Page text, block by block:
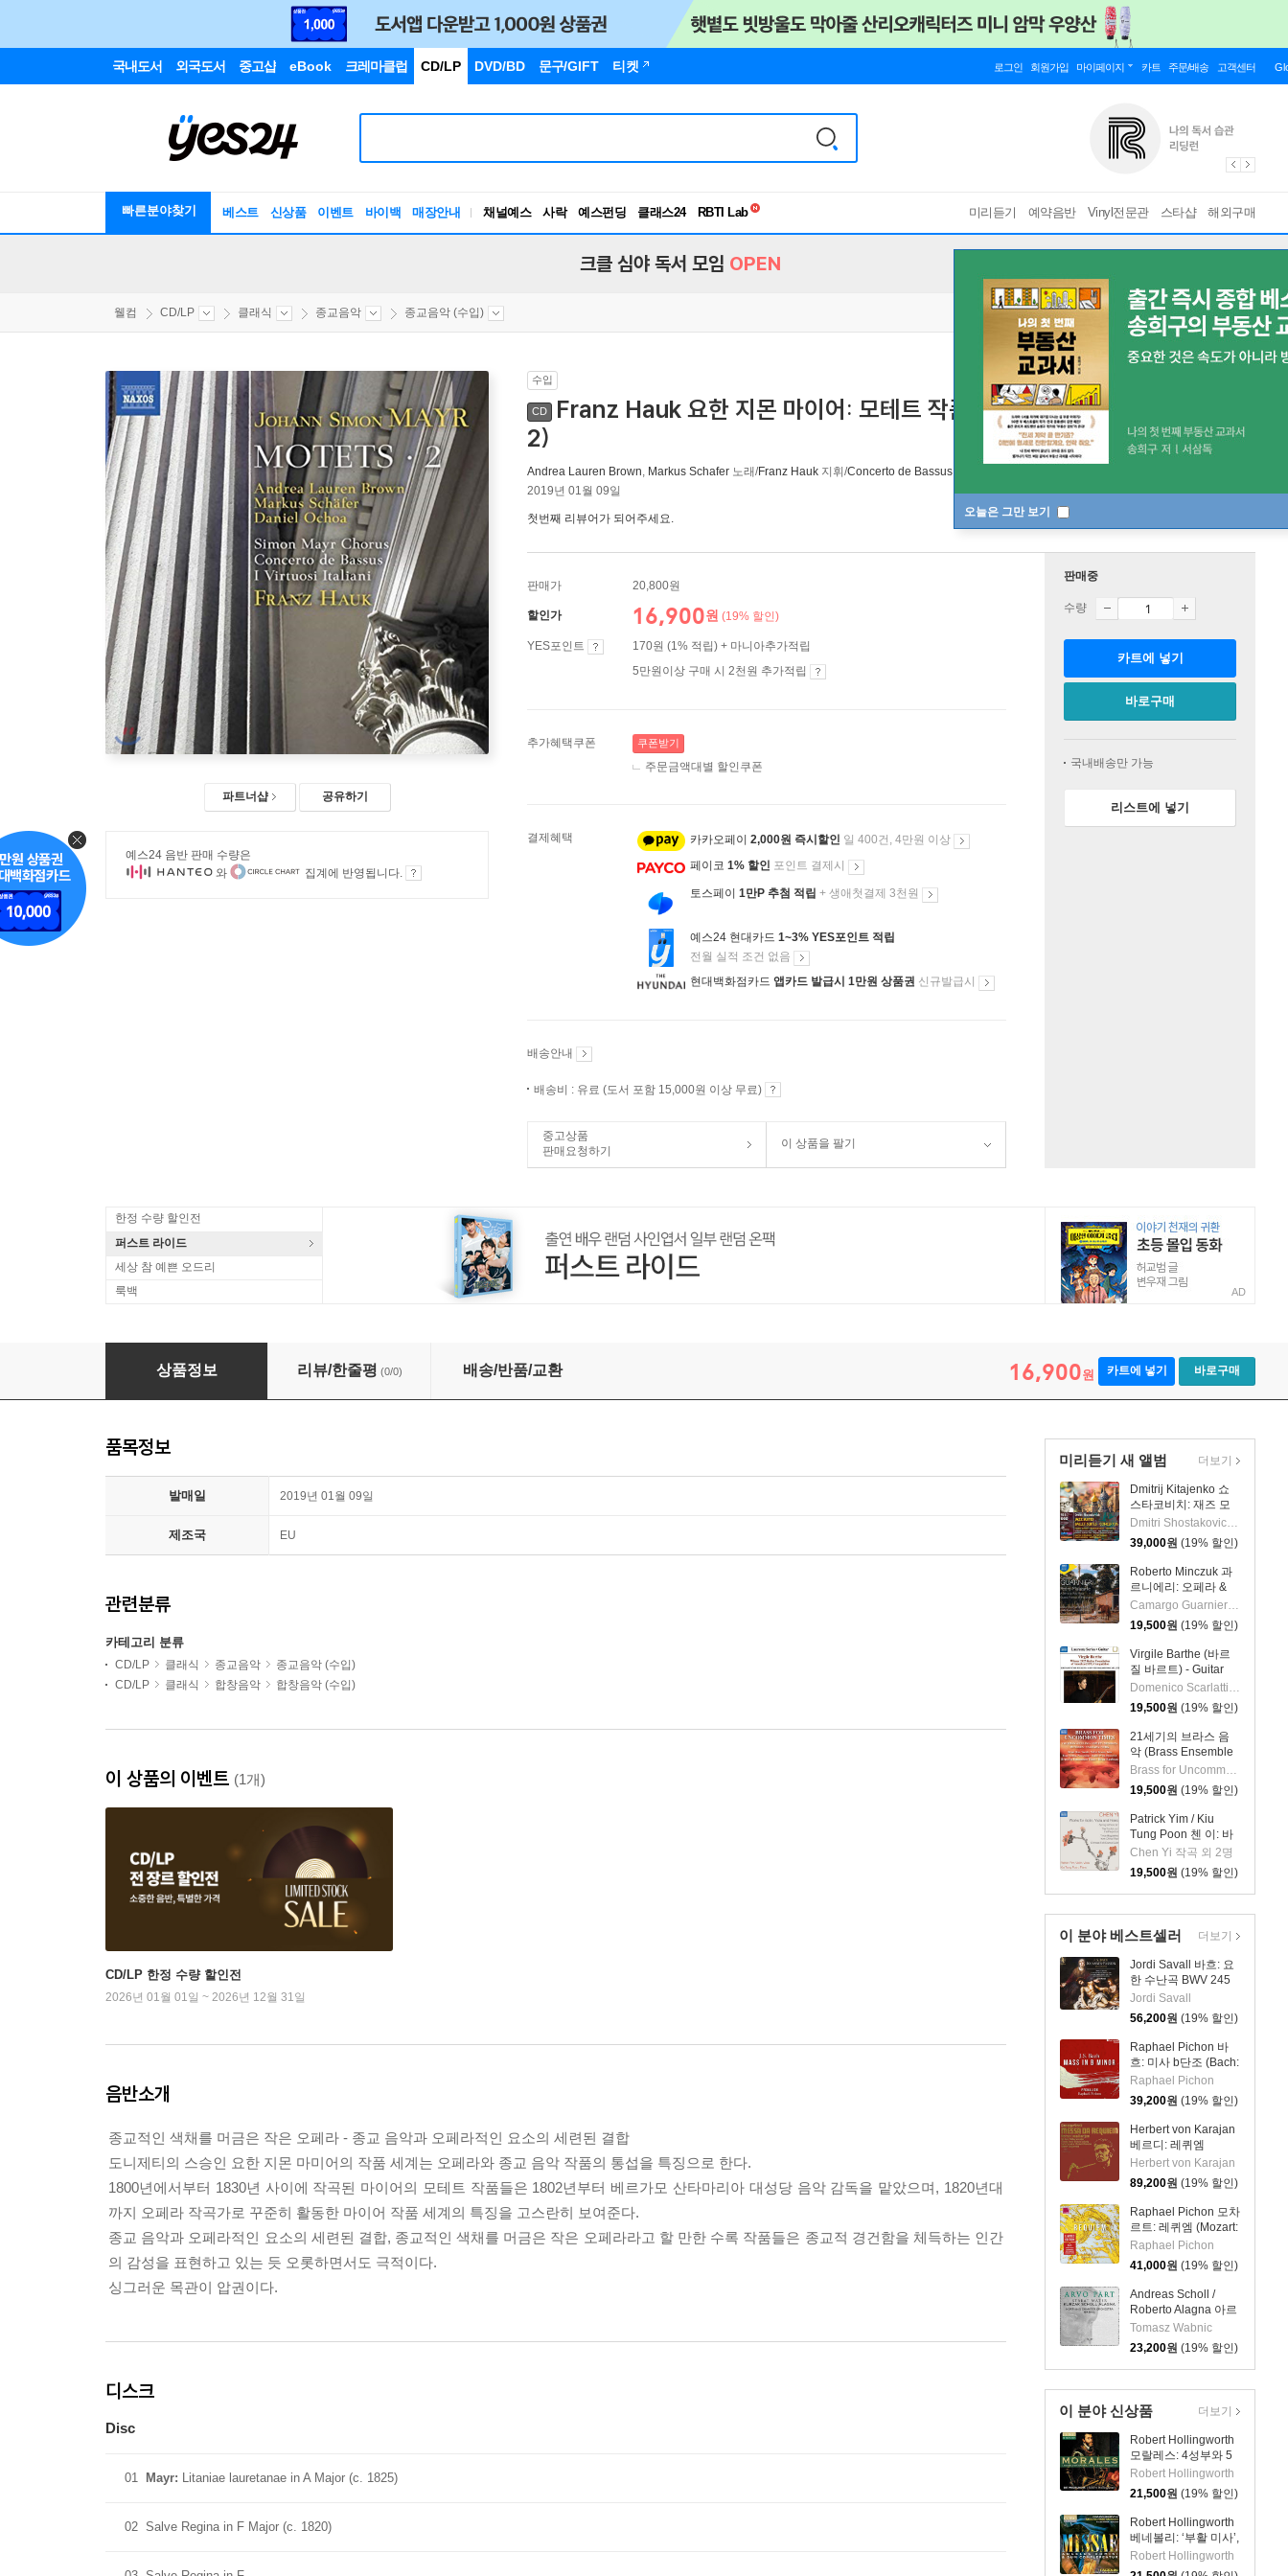
국내도서 외국도서 중고샵 eBook 크레마클럽 CD/LP DVD/BD 문구/GIFT 티켓 로그인 회원가입 마이페이지 카트 주문/배송 고객센터
빠른분야찾기 베스트 신상품 이벤트 바이백 매장안내 채널예스 사락 예스펀딩 클래스24
독서유형검사
미리듣기 예약음반 Vinyl전문관 스타샵 해외구매
오늘은 그만 보기
크클 심야 독서 모임 OPEN
웰컴 CD/LP 클래식 종교음악 종교음악 (수입)
파트너샵 공유하기
예스24 음반 판매 수량은
와
집계에 반영됩니다.
수입
CD
Franz Hauk 요한 지몬 마이어: 모테트 작품 2집 (Mayr: Motets, Vol.
2)
Andrea Lauren Brown, Markus Schafer 노래/Franz Hauk 지휘/Concerto de Bassus
2019년 01월 09일
첫번째 리뷰어가 되어주세요.
판매가 20,800원
할인가 16,900원 (19% 할인)
YES포인트
170원 (1% 적립) + 마니아추가적립
5만원이상 구매 시 2천원 추가적립
추가혜택쿠폰 쿠폰받기
주문금액대별 할인쿠폰
결제혜택 카카오페이 2,000원 즉시할인 일 400건, 4만원 이상
페이코 1% 할인 포인트 결제시
토스페이 1만P 추첨 적립 + 생애첫결제 3천원
예스24 현대카드 1~3% YES포인트 적립
전월 실적 조건 없음
현대백화점카드 앱카드 발급시 1만원 상품권 신규발급시
배송안내
배송비 : 유료 (도서 포함 15,000원 이상 무료)
중고상품
판매요청하기
이 상품을 팔기
판매중
수량
카트에 넣기
바로구매
국내배송만 가능
리스트에 넣기
한정 수량 할인전
퍼스트 라이드
세상 참 예쁜 오드리
룩백
AD
Franz Hauk 요한 지몬 마이어: 모테트 작품 2집 (Mayr: Motets, Vol. 2)
상품정보 리뷰/한줄평 (0/0) 배송/반품/교환 16,900원 카트에 넣기 바로구매
미리듣기 새 앨범
Dmitrij Kitajenko 쇼
스타코비치: 재즈 모
음곡, 발레 모음곡, 협
주곡들
(Shostakovich: Jazz
Suite; Ballet Suites;
Concertos)
Dmitri Shostakovich 작곡 외 6명
39,000원 (19% 할인)
Roberto Minczuk 과
르니에리: 오페라 &
관현악 작품집
(Guarnieri: Pedro
Malazarte)
Camargo Guarnieri 작곡 외 2명
19,500원 (19% 할인)
Virgile Barthe (바르
질 바르트) - Guitar
Recital (기타 리사이
틀)
Domenico Scarlatti 작곡 외 5명
19,500원 (19% 할인)
21세기의 브라스 음
악 (Brass Ensemble
Music - 21st Century)Brass for Uncommon Times 실내악
19,500원 (19% 할인)
Patrick Yim / Kiu
Tung Poon 첸 이: 바
이올린, 비올라, 피아
노 작품집 (Chen Yi:
Works For Violin,
Viola And Piano)
Chen Yi 작곡 외 2명
19,500원 (19% 할인)
더보기
이 분야 베스트셀러
Jordi Savall 바흐: 요
한 수난곡 BWV 245
(Bach: Johannes-
Passion BWV 245)
[Hybrid SACD]
Jordi Savall
56,200원 (19% 할인)
Raphael Pichon 바
흐: 미사 b단조 (Bach:
Mass in b minor,
BWV 232)
Raphael Pichon
39,200원 (19% 할인)
Herbert von Karajan
베르디: 레퀴엠
(Verdi: Messa da
Requiem) [2LP]
Herbert von Karajan
89,200원 (19% 할인)
Raphael Pichon 모차
르트: 레퀴엠 (Mozart:
Requiem in d minor,
K.626) [2LP]
Raphael Pichon
41,000원 (19% 할인)
Andreas Scholl /
Roberto Alagna 아르
보 패르트: 스타바트
마테르 (Part: Stabat
Mater)
Tomasz Wabnic
23,200원 (19% 할인)
더보기
이 분야 신상품
Robert Hollingworth
모랄레스: 4성부와 5
성부 미사 ‘무장한 사
람’, 마니피카트
(Morales: L'homme
arme Masses)
Robert Hollingworth
21,500원 (19% 할인)
Robert Hollingworth
베네볼리: ‘부활 미사’,
‘성령강림 미사’
(Benevoli: Missae
Robert Hollingworth
더보기
품목정보
발매일 2019년 01월 09일
제조국 EU
관련분류
카테고리 분류
CD/LP 클래식 종교음악
종교음악 (수입)
CD/LP
클래식 합창음악 합창음악 (수입)
이 상품의 이벤트 (1개)
CD/LP 한정 수량 할인전
2026년 01월 01일 ~ 2026년 12월 31일
음반소개
종교적인 색채를 머금은 작은 오페라 - 종교 음악과 오페라적인 요소의 세련된 결합
도니제티의 스승인 요한 지몬 마미어의 작품 세계는 오페라와 종교 음악 작품의 통섭을 특징으로 한다.
1800년에서부터 1830년 사이에 작곡된 마이어의 모테트 작품들은 1802년부터 베르가모 산타마리아 대성당 음악 감독을 맡았으며, 1820년대
까지 오페라 작곡가로 꾸준히 활동한 마이어 작품 세계의 특징을 고스란히 보여준다.
종교 음악과 오페라적인 요소의 세련된 결합, 종교적인 색채를 머금은 작은 오페라라고 할 만한 수록 작품들은 종교적 경건함을 체득하는 인간
의 감성을 표현하고 있는 듯 오롯하면서도 극적이다.
싱그러운 목관이 압권이다.
디스크
Disc
01 Mayr: Litaniae lauretanae in A Major (c. 1825)
02 Salve Regina in F Major (c. 1820)